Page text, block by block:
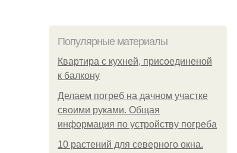
Популярные материалы
Квартира с кухней, присоединеной
к балкону
Делаем погреб на дачном участке
своими руками. Общая
информация по устройству погреба
10 растений для северного окна.